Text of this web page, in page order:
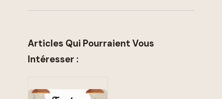
Articles Qui Pourraient Vous
Intéresser :